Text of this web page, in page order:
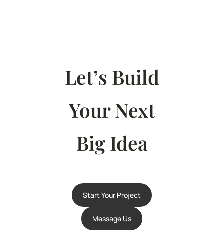
Let’s Build
Your Next
Big Idea
Start Your Project
Message Us